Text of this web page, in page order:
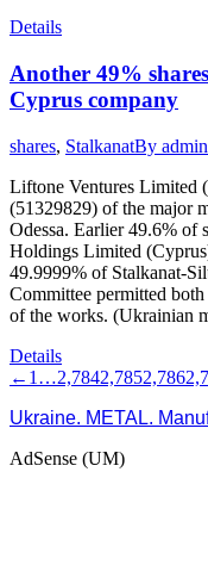
Details
Another 49%
Cyprus company
shares, StalkanatBy admin
Liftone Ventures Limited
(51329829) of the major
Odessa. Earlier 49.6% of
Holdings Limited
49.9999% of Stalkanat-
Committee permitted
of the works. (Ukrainian
Details
← 1 …2,7842,7852,786
Ukraine. METAL.
AdSense (UM)